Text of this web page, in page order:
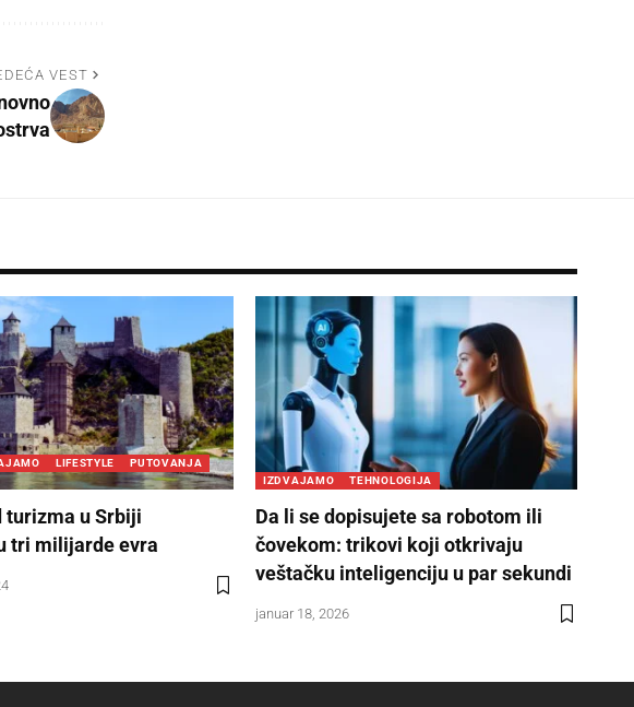
VEST
LIFESTYLE
PUTOVANJA
turizma u Srbiji
tri milijarde evra
IZDVAJAMO TEHNOLOGIJA
Da li se dopisujete sa robotom ili
čovekom: trikovi koji otkrivaju
veštačku inteligenciju u par sekundi
januar 18, 2026